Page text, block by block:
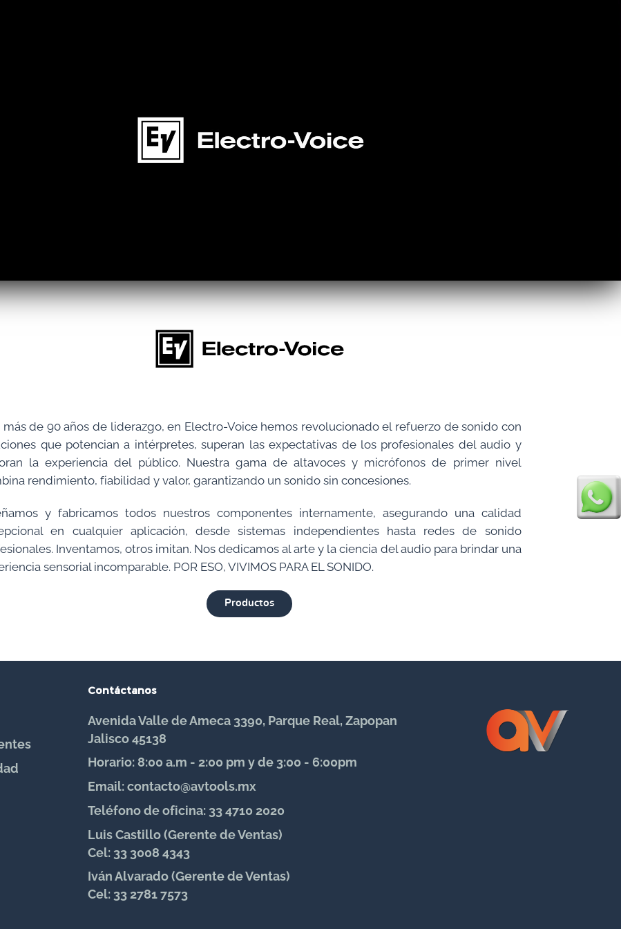
más de 90 años de liderazgo, en Electro-Voice hemos revolucionado el refuerzo de sonido con
que potencian a intérpretes, superan las expectativas de los profesionales del audio y
la experiencia del público. Nuestra gama de altavoces y micrófonos de primer nivel
rendimiento, fiabilidad y valor, garantizando un sonido sin concesiones.
y fabricamos todos nuestros componentes internamente, asegurando una calidad
en cualquier aplicación, desde sistemas independientes hasta redes de sonido
Inventamos, otros imitan. Nos dedicamos al arte y la ciencia del audio para brindar una
sensorial incomparable. POR ESO, VIVIMOS PARA EL SONIDO.
Productos
Contáctanos
Avenida Valle de Ameca 3390, Parque Real, Zapopan
Jalisco 45138
Horario: 8:00 a.m - 2:00 pm y de 3:00 - 6:00pm
Email: contacto@avtools.mx
Teléfono de oficina: 33 4710 2020
Luis Castillo (Gerente de Ventas)
Cel: 33 3008 4343
Iván Alvarado (Gerente de Ventas)
Cel: 33 2781 7573